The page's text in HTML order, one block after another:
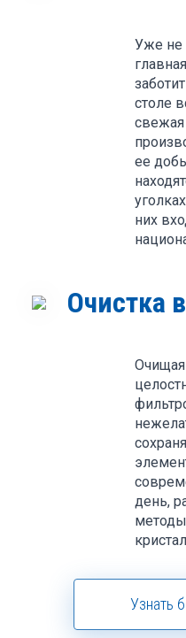
Уже не
столе
ее
них
Очистка
Очищая
день,
Узнать